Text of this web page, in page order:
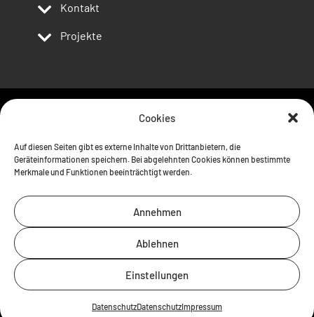
Cookies
Auf diesen Seiten gibt es externe Inhalte von Drittanbietern, die
Geräteinformationen speichern. Bei abgelehnten Cookies können bestimmte
Merkmale und Funktionen beeinträchtigt werden.
Annehmen
Ablehnen
Einstellungen
DatenschutzDatenschutzImpressum
Kontakt
Projekte
Impressum Datenschutz